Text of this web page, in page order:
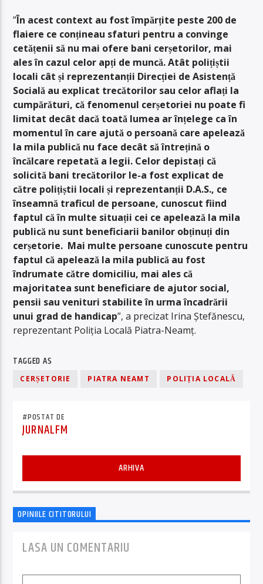
”În acest context au fost împărțite peste 200 de
flaiere ce conțineau sfaturi pentru a convinge
cetățenii să nu mai ofere bani cerșetorilor, mai
ales în cazul celor apți de muncă. Atât polițiștii
locali cât și reprezentanții Direcției de Asistență
Socială au explicat trecătorilor sau celor aflați la
cumpărături, că fenomenul cerșetoriei nu poate fi
limitat decât dacă toată lumea ar înțelege ca în
momentul în care ajută o persoană care apelează
la mila publică nu face decât să întrețină o
încălcare repetată a legii. Celor depistați că
solicită bani trecătorilor le-a fost explicat de
către polițiștii locali și reprezentanții D.A.S., ce
înseamnă traficul de persoane, cunoscut fiind
faptul că în multe situații cei ce apelează la mila
publică nu sunt beneficiarii banilor obținuți din
cerșetorie. Mai multe persoane cunoscute pentru
faptul că apelează la mila publică au fost
îndrumate către domiciliu, mai ales că
majoritatea sunt beneficiare de ajutor social,
pensii sau venituri stabilite în urma încadrării
unui grad de handicap”, a precizat Irina Ștefănescu,
reprezentant Poliția Locală Piatra-Neamț.
TAGGED AS
CERȘETORIE PIATRA NEAMT POLIȚIA LOCALĂ
#POSTAT DE
JURNALFM
ARHIVA
OPINIILE CITITORULUI
LASA UN COMENTARIU